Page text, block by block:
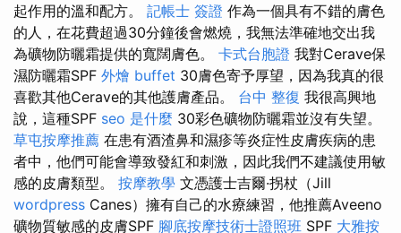
起作用的溫和配方。 記帳士 簽證 作為一個具有不錯的膚色
的人，在花費超過30分鐘後會燃燒，我無法準確地交出我
為礦物防曬霜提供的寬闊膚色。 卡式台胞證 我對Cerave保
濕防曬霜SPF 外燴 buffet 30膚色寄予厚望，因為我真的很
喜歡其他Cerave的其他護膚產品。 台中 整復 我很高興地
說，這種SPF seo 是什麼 30彩色礦物防曬霜並沒有失望。
草屯按摩推薦 在患有酒渣鼻和濕疹等炎症性皮膚疾病的患
者中，他們可能會導致發紅和刺激，因此我們不建議使用敏
感的皮膚類型。 按摩教學 文憑護士吉爾·拐杖（Jill
wordpress Canes）擁有自己的水療練習，他推薦Aveeno
礦物質敏感的皮膚SPF 腳底按摩技術士證照班 SPF 大雅按